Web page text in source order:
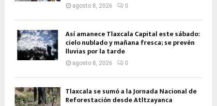
agosto 8, 2026 0
Así amanece Tlaxcala Capital este sábado:
cielo nublado y mañana fresca; se prevén
lluvias por la tarde
agosto 8, 2026 0
Tlaxcala se sumó a la Jornada Nacional de
Reforestación desde Atltzayanca